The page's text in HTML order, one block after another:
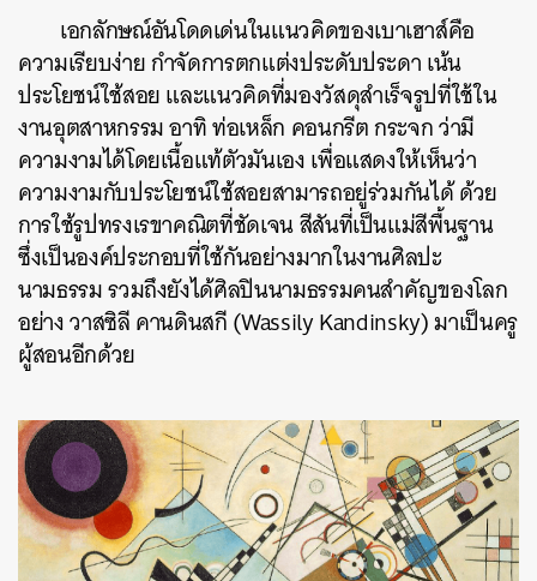
เอกลักษณ์อันโดดเด่นในแนวคิดของเบาเฮาส์คือ
ความเรียบง่าย กำจัดการตกแต่งประดับประดา เน้น
ประโยชน์ใช้สอย และแนวคิดที่มองวัสดุสำเร็จรูปที่ใช้ใน
งานอุตสาหกรรม อาทิ ท่อเหล็ก คอนกรีต กระจก ว่ามี
ความงามได้โดยเนื้อแท้ตัวมันเอง เพื่อแสดงให้เห็นว่า
ความงามกับประโยชน์ใช้สอยสามารถอยู่ร่วมกันได้ ด้วย
การใช้รูปทรงเรขาคณิตที่ชัดเจน สีสันที่เป็นแม่สีพื้นฐาน
ซึ่งเป็นองค์ประกอบที่ใช้กันอย่างมากในงานศิลปะ
นามธรรม รวมถึงยังได้ศิลปินนามธรรมคนสำคัญของโลก
อย่าง วาสซิลี คานดินสกี (Wassily Kandinsky) มาเป็นครู
ผู้สอนอีกด้วย